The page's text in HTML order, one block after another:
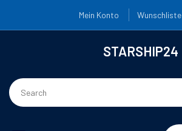
Mein Konto Wunschliste
STARSHIP24